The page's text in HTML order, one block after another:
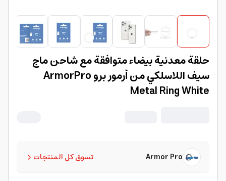
حلقة معدنية بيضاء متوافقة مع شاحن ماج
سيف اللاسلكي من أرمور برو ArmorPro
Metal Ring White
تسوق كل المنتجات Armor Pro